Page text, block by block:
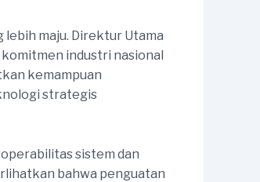
maju. Direktur Utama
industri nasional
kemampuan
strategis
sistem dan
bahwa penguatan